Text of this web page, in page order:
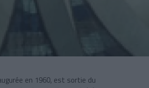
en 1960, est sortie du